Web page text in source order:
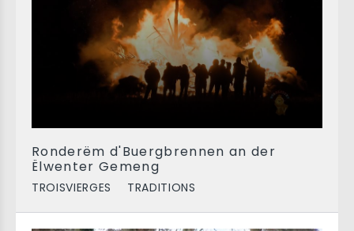
Ronderëm d'Buergbrennen an der
Ëlwenter Gemeng
TROISVIERGES TRADITIONS